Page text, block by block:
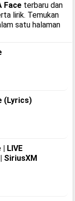
Face terbaru dan
lirik. Temukan
satu halaman
(Lyrics)
LIVE
SiriusXM